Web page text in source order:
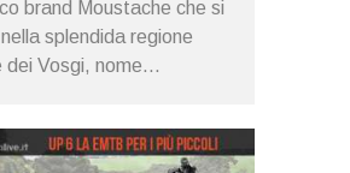
brand Moustache che si
splendida regione
dei Vosgi, nome...